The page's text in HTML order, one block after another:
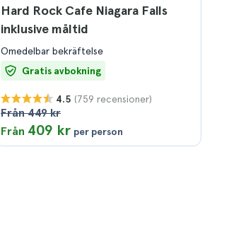
Hard Rock Cafe Niagara Falls
inklusive måltid
Omedelbar bekräftelse
Gratis avbokning
4.5 (759 recensioner)
Från 449 kr
Från 409 kr per person